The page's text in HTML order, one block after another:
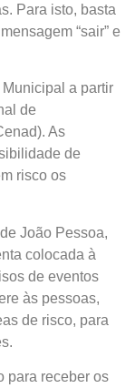
Para isto, basta
“sair” e
a partir
de
As
de
risco os
João Pessoa,
colocada à
de eventos
às pessoas,
de risco, para
para receber os